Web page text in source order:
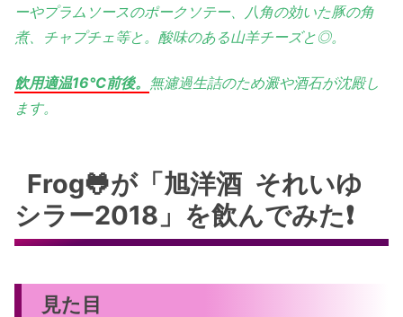
ーやプラムソースのポークソテー、八角の効いた豚の角
煮、チャプチェ等と。酸味のある山羊チーズと◎。
飲用適温16℃前後。 無濾過生詰のため澱や酒石が沈殿し
ます。
Frog🐸が「旭洋酒 それいゆ
シラー2018」を飲んでみた❗️
見た目